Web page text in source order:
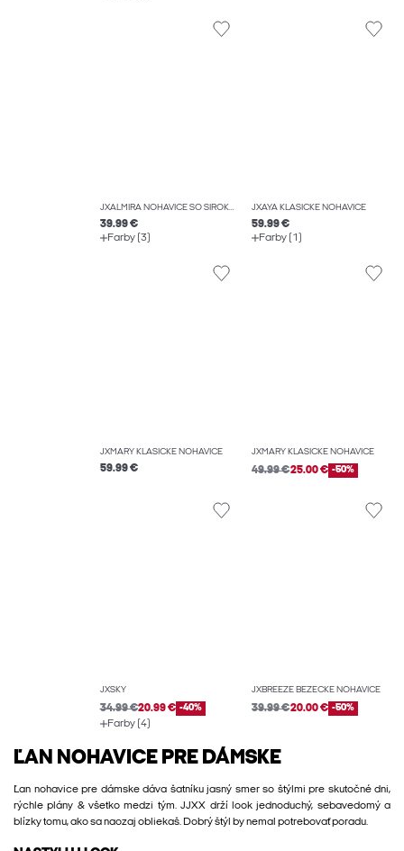
JXALMIRA NOHAVICE SO ŠIROKOU NOHAVICOU
39.99 €
Farby (3)
JXAYA KLASICKÉ NOHAVICE
59.99 €
Farby (1)
JXMARY KLASICKÉ NOHAVICE
59.99 €
JXMARY KLASICKÉ NOHAVICE
49.99 €25.00 € -50%
JXSKY
34.99 €20.99 € -40%
Farby (4)
JXBREEZE BEŽECKÉ NOHAVICE
39.99 €20.00 € -50%
ĽAN NOHAVICE PRE DÁMSKE
Ľan nohavice pre dámske dáva šatníku jasný smer so štýlmi pre skutočné dni,
rýchle plány & všetko medzi tým. JJXX drží look jednoduchý, sebavedomý a
blízky tomu, ako sa naozaj obliekaš. Dobrý štýl by nemal potrebovať poradu.